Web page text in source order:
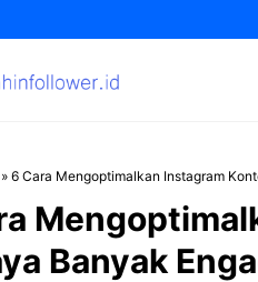
» 6 Cara Mengoptimalkan Instagram
Banyak